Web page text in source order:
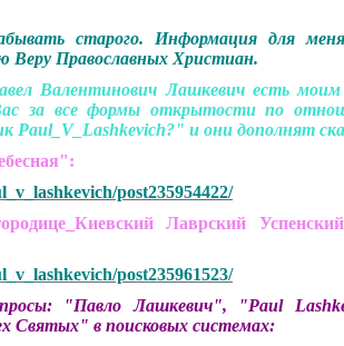
старого. Информация для
Веру Православных Христиан.
Валентинович Лашкевич есть
за все формы открытости по
и они дополнят
post235954422/
Лаврский
post235961523/
"Павло Лашкевич", "Paul
Святых" в поисковых системах: